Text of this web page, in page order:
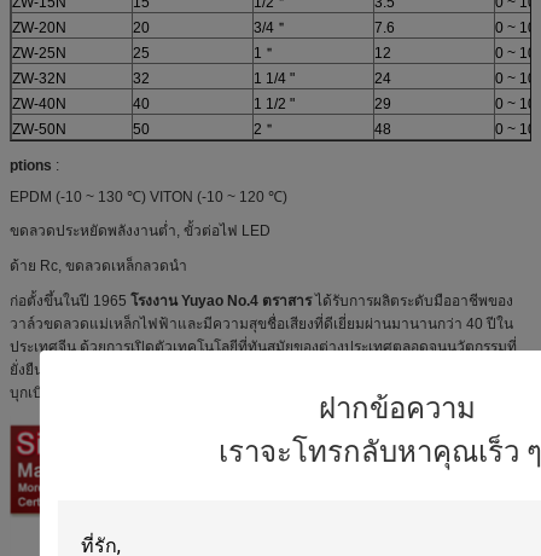
ฝากข้อความ
เราจะโทรกลับหาคุณเร็ว
ZW-20N
20 3/4＂ 7.6
0 ~ 10
ZW-25N
25 1＂ 12
0 ~ 10
ZW-32N
32 1 1/4 " 24
0 ~ 10
ZW-40N
40 1 1/2 " 29
0 ~ 10
ZW-50N
50 2＂ 48 0 ~ 10
ptions :
EPDM (-10 ~ 130 ℃) VITON (-10 ~ 120 ℃)
ขดลวดประหยัดพลังงานต่ำ, ขั้วต่อไฟ LED
ด้าย Rc, ขดลวดเหล็กลวดนำ
ก่อตั้งขึ้นในปี 1965 โรงงาน Yuyao No.4 ตราสาร ได้รับการผลิตระดับมืออาชีพของ
วาล์วขดลวดแม่เหล็กไฟฟ้าและมีความสุขชื่อเสียงที่ดีเยี่ยมผ่านมานานกว่า 40 ปีใน
ประเทศจีน ด้วยการเปิดตัวเทคโนโลยีที่ทันสมัยของต่างประเทศตลอดจนนวัตกรรมที่
ยั่งยืนและการปรับปรุงตนเอง บริษัท ได้ควบคุมเทคโนโลยีหลักและรักษาตำแหน่งผู้
บุกเบิกในด้านของวาล์วขดลวดแม่เหล็กไฟฟ้าของเหลว